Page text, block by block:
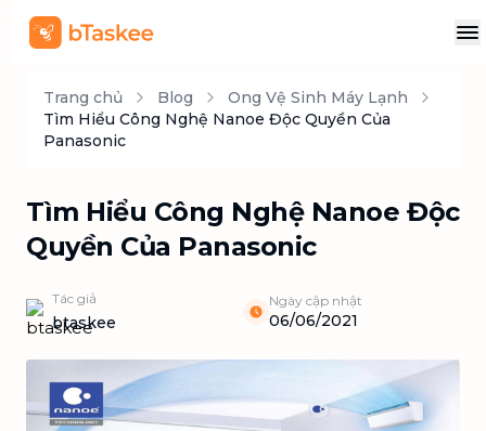
Trang chủ Blog
Ong Vệ Sinh Máy Lạnh
Tìm Hiểu Công Nghệ Nanoe Độc Quyền Của
Panasonic
Tìm Hiểu Công Nghệ Nanoe Độc
Quyền Của Panasonic
Tác giả
btaskee
Ngày cập nhật
06/06/2021